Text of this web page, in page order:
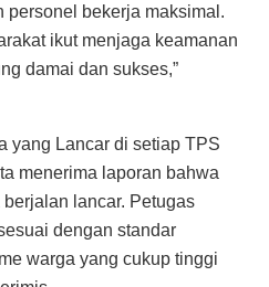
personel bekerja maksimal.
ikut menjaga keamanan
damai dan sukses,”
yang Lancar di setiap TPS
menerima laporan bahwa
lancar. Petugas
dengan standar
warga yang cukup tinggi